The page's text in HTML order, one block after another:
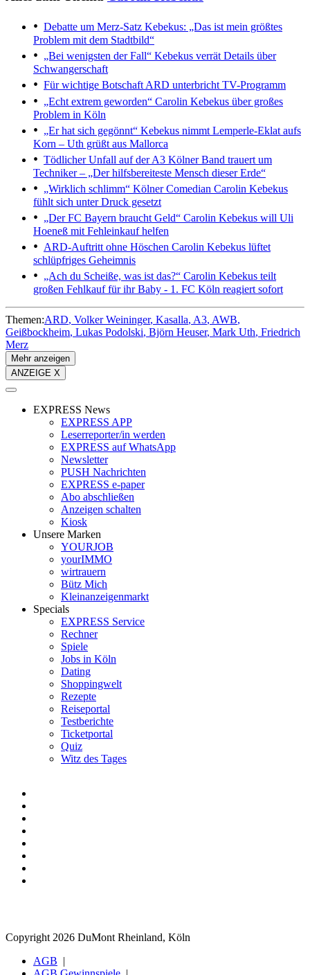
Debatte um Merz-Satz Kebekus: „Das ist mein größtes
Problem mit dem Stadtbild“
„Bei wenigsten der Fall“ Kebekus verrät Details über
Schwangerschaft
Für wichtige Botschaft ARD unterbricht TV-Programm
„Echt extrem geworden“ Carolin Kebekus über großes
Problem in Köln
„Er hat sich gegönnt“ Kebekus nimmt Lemperle-Eklat aufs
Korn – Uth grüßt aus Mallorca
Tödlicher Unfall auf der A3 Kölner Band trauert um
Techniker – „Der hilfsbereiteste Mensch dieser Erde“
„Wirklich schlimm“ Kölner Comedian Carolin Kebekus
fühlt sich unter Druck gesetzt
„Der FC Bayern braucht Geld“ Carolin Kebekus will Uli
Hoeneß mit Fehleinkauf helfen
ARD-Auftritt ohne Höschen Carolin Kebekus lüftet
schlüpfriges Geheimnis
„Ach du Scheiße, was ist das?“ Carolin Kebekus teilt
großen Fehlkauf für ihr Baby - 1. FC Köln reagiert sofort
Themen:ARD Volker Weininger Kasalla A3 AWB
Geißbockheim Lukas Podolski Björn Heuser Mark Uth Friedrich
Merz
Mehr anzeigen
ANZEIGE X
EXPRESS News
EXPRESS APP
Leserreporter/in werden
EXPRESS auf WhatsApp
Newsletter
PUSH Nachrichten
EXPRESS e-paper
Abo abschließen
Anzeigen schalten
Kiosk
Unsere Marken
YOURJOB
yourIMMO
wirtrauern
Bütz Mich
Kleinanzeigenmarkt
Specials
EXPRESS Service
Rechner
Spiele
Jobs in Köln
Dating
Shoppingwelt
Rezepte
Reiseportal
Testberichte
Ticketportal
Quiz
Witz des Tages
Copyright 2026 DuMont Rheinland, Köln
AGB